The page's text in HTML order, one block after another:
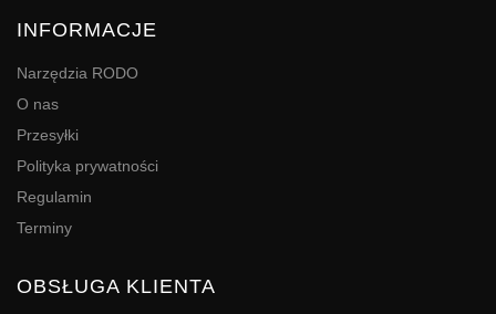
INFORMACJE
Narzędzia RODO
O nas
Przesyłki
Polityka prywatności
Regulamin
Terminy
OBSŁUGA KLIENTA